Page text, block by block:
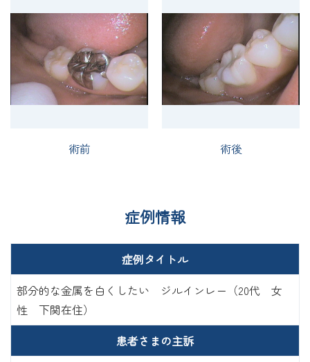
術前 術後
症例情報
症例タイトル
部分的な金属を白くしたい ジルインレー（20代 女
性 下関在住）
患者さまの主訴